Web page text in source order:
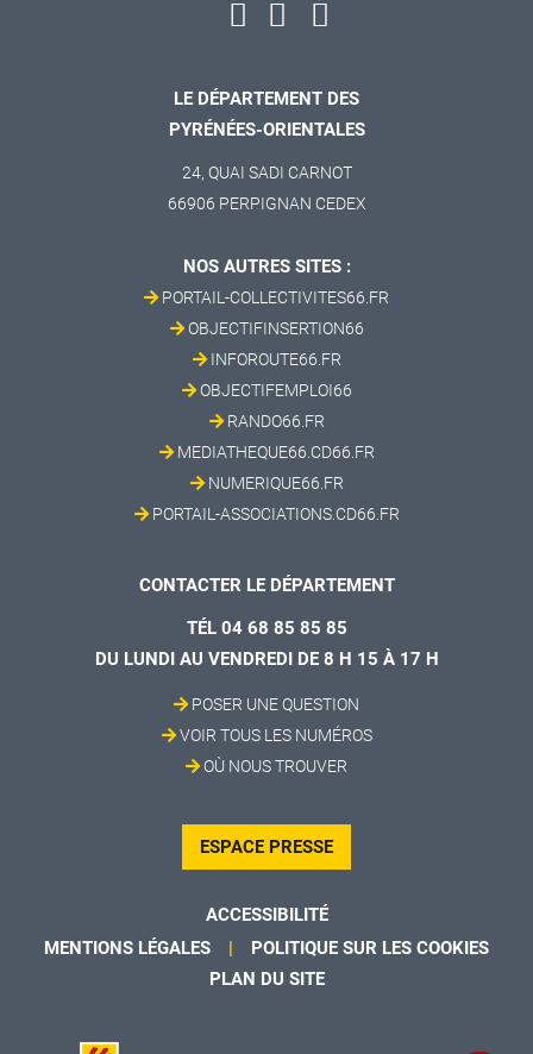
LE DÉPARTEMENT DES
PYRÉNÉES-ORIENTALES
24, QUAI SADI CARNOT
66906 PERPIGNAN CEDEX
NOS AUTRES SITES :
PORTAIL-COLLECTIVITES66.FR
OBJECTIFINSERTION66
INFOROUTE66.FR
OBJECTIFEMPLOI66
RANDO66.FR
MEDIATHEQUE66.CD66.FR
NUMERIQUE66.FR
PORTAIL-ASSOCIATIONS.CD66.FR
CONTACTER LE DÉPARTEMENT
TÉL 04 68 85 85 85
DU LUNDI AU VENDREDI DE 8 H 15 À 17 H
POSER UNE QUESTION
VOIR TOUS LES NUMÉROS
OÙ NOUS TROUVER
ESPACE PRESSE
ACCESSIBILITÉ
MENTIONS LÉGALES
POLITIQUE SUR LES COOKIES
PLAN DU SITE